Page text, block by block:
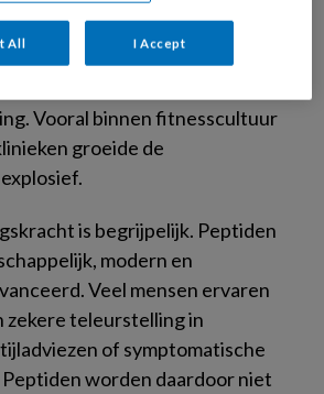
maar ook voor spiergroei,
slaapkwaliteit, herstel,
Vooral binnen fitnesscultuur
groeide de
is begrijpelijk. Peptiden
modern en
Veel mensen ervaren
zekere teleurstelling in
of symptomatische
worden daardoor niet
All I Accept